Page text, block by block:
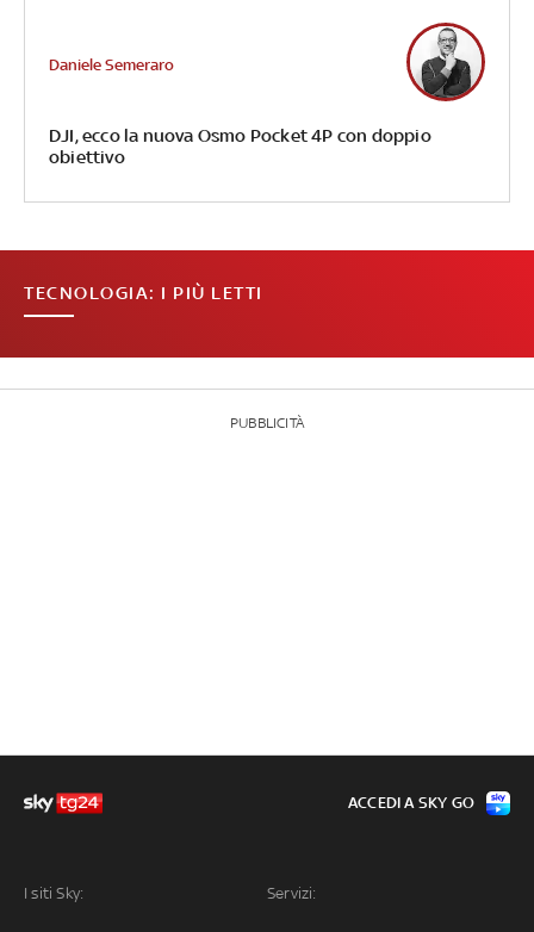
DJI, ecco la nuova Osmo Pocket 4P con doppio
obiettivo
Daniele Semeraro
TECNOLOGIA: I PIÙ LETTI
PUBBLICITÀ
I siti Sky: Servizi:
ACCEDI A SKY GO